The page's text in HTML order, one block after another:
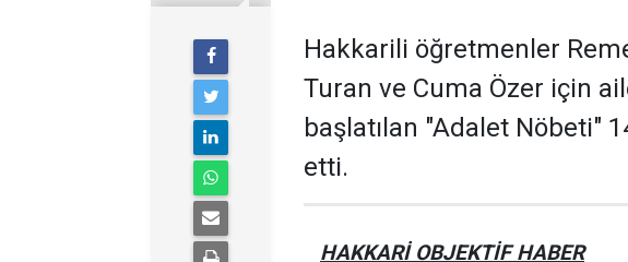
Hakkarili öğretmenler
Turan ve Cuma Özer için
başlatılan "Adalet Nöbeti"
etti.
HAKKARİ OBJEKTİF HABER